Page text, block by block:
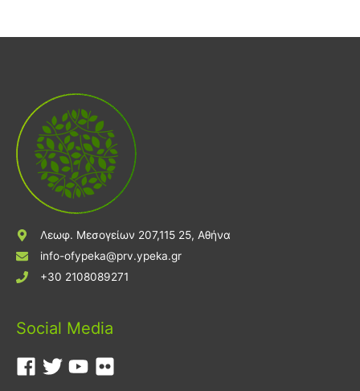
Λεωφ. Μεσογείων 207,115 25, Αθήνα
info-ofypeka@prv.ypeka.gr
+30 2108089271
Social Media